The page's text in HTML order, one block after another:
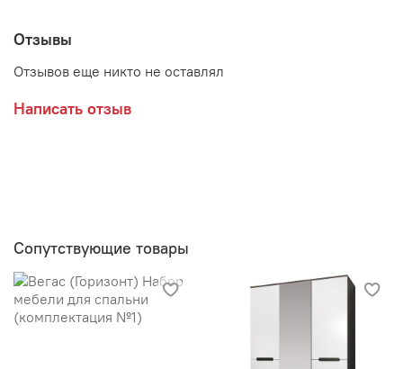
Мебельная фабрика ГОРИЗОНТ
Отзывы
Отзывов еще никто не оставлял
Написать отзыв
Сопутствующие товары